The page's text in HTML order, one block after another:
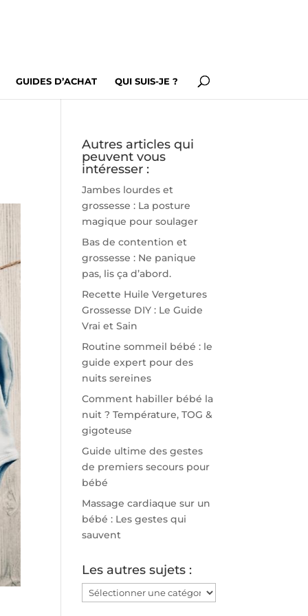
GUIDES D’ACHAT QUI SUIS-JE ?
Autres articles qui
peuvent vous
intéresser :
Jambes lourdes et
grossesse : La posture
magique pour soulager
Bas de contention et
grossesse : Ne panique
pas, lis ça d’abord.
Recette Huile Vergetures
Grossesse DIY : Le Guide
Vrai et Sain
Routine sommeil bébé : le
guide expert pour des
nuits sereines
Comment habiller bébé la
nuit ? Température, TOG &
gigoteuse
Guide ultime des gestes
de premiers secours pour
bébé
Massage cardiaque sur un
bébé : Les gestes qui
sauvent
Les autres sujets :
Les
autres